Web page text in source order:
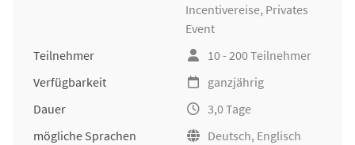
Incentivereise, Privates
Event
Teilnehmer
10 - 200 Teilnehmer
Verfügbarkeit
ganzjährig
Dauer
3,0 Tage
mögliche Sprachen
Deutsch, Englisch